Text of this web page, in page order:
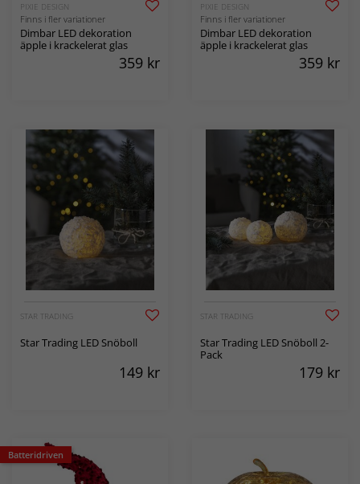
PIXIE DESIGN
Finns i fler variationer
Dimbar LED dekoration
äpple i krackelerat glas
359 kr
PIXIE DESIGN
Finns i fler variationer
Dimbar LED dekoration
äpple i krackelerat glas
359 kr
STAR TRADING
Star Trading LED Snöboll
149 kr
STAR TRADING
Star Trading LED Snöboll 2-
Pack
179 kr
Batteridriven